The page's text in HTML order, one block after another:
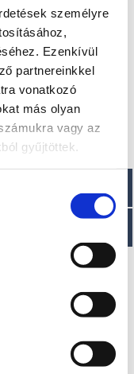
személyre
Ezenkívül
partnereinkkel
vonatkozó
más olyan
vagy az
gyűjtöttek.